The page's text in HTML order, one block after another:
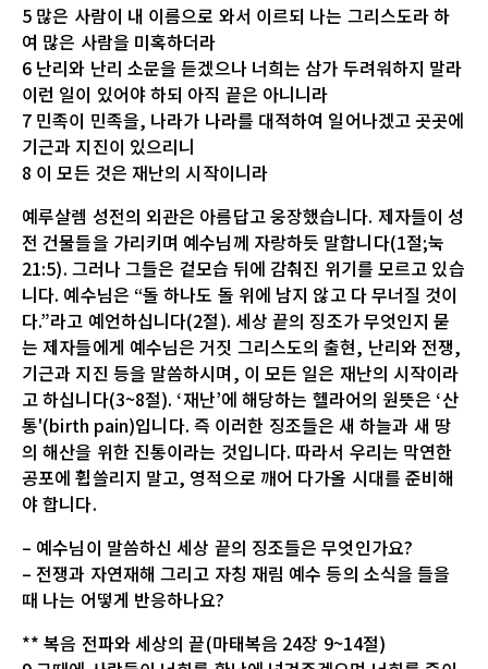
5 많은 사람이 내 이름으로 와서 이르되 나는 그리스도라 하
여 많은 사람을 미혹하더라
6 난리와 난리 소문을 듣겠으나 너희는 삼가 두려워하지 말라
이런 일이 있어야 하되 아직 끝은 아니니라
7 민족이 민족을, 나라가 나라를 대적하여 일어나겠고 곳곳에
기근과 지진이 있으리니
8 이 모든 것은 재난의 시작이니라
예루살렘 성전의 외관은 아름답고 웅장했습니다. 제자들이 성
전 건물들을 가리키며 예수님께 자랑하듯 말합니다(1절;눅
21:5). 그러나 그들은 겉모습 뒤에 감춰진 위기를 모르고 있습
니다. 예수님은 “돌 하나도 돌 위에 남지 않고 다 무너질 것이
다.”라고 예언하십니다(2절). 세상 끝의 징조가 무엇인지 묻
는 제자들에게 예수님은 거짓 그리스도의 출현, 난리와 전쟁,
기근과 지진 등을 말씀하시며, 이 모든 일은 재난의 시작이라
고 하십니다(3~8절). ‘재난’에 해당하는 헬라어의 원뜻은 ‘산
통'(birth pain)입니다. 즉 이러한 징조들은 새 하늘과 새 땅
의 해산을 위한 진통이라는 것입니다. 따라서 우리는 막연한
공포에 휩쓸리지 말고, 영적으로 깨어 다가올 시대를 준비해
야 합니다.
– 예수님이 말씀하신 세상 끝의 징조들은 무엇인가요?
– 전쟁과 자연재해 그리고 자칭 재림 예수 등의 소식을 들을
때 나는 어떻게 반응하나요?
** 복음 전파와 세상의 끝(마태복음 24장 9~14절)